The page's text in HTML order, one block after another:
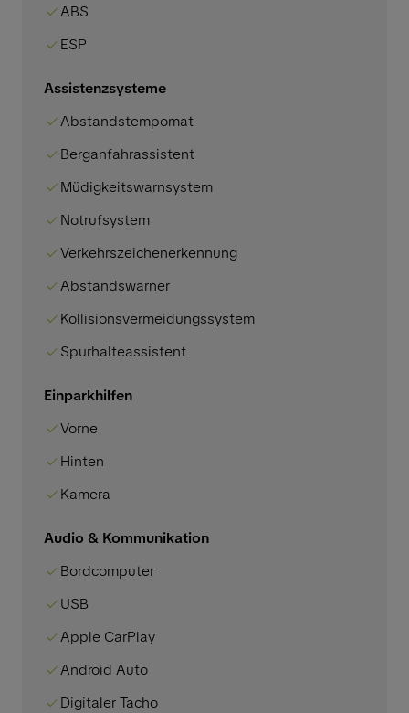
ABS
ESP
Assistenzsysteme
Abstandstempomat
Berganfahrassistent
Müdigkeitswarnsystem
Notrufsystem
Verkehrszeichenerkennung
Abstandswarner
Kollisionsvermeidungssystem
Spurhalteassistent
Einparkhilfen
Vorne
Hinten
Kamera
Audio & Kommunikation
Bordcomputer
USB
Apple CarPlay
Android Auto
Digitaler Tacho